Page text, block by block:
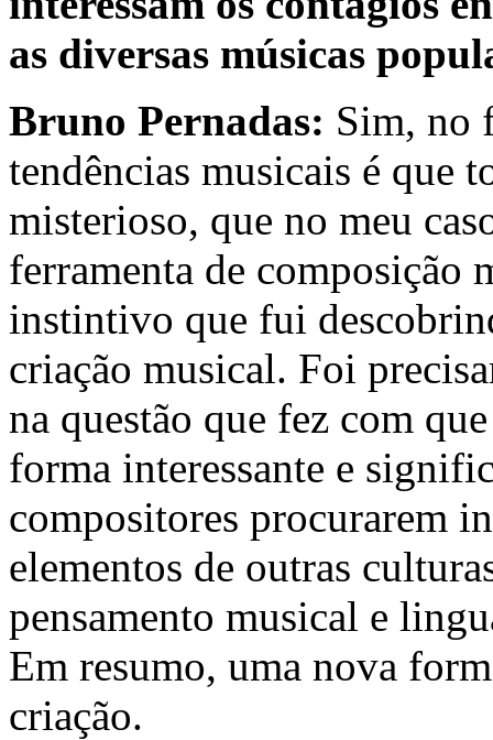
as diversas músicas
Bruno Pernadas: Sim, no
tendências musicais é que
misterioso, que no meu
ferramenta de composição
instintivo que fui
criação musical. Foi
na questão que fez com
forma interessante e
compositores procurarem
elementos de outras
pensamento musical e
Em resumo, uma nova
criação.